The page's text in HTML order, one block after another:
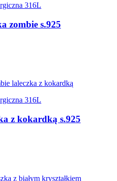
316L
zombie s.925
316L
z kokardką s.925